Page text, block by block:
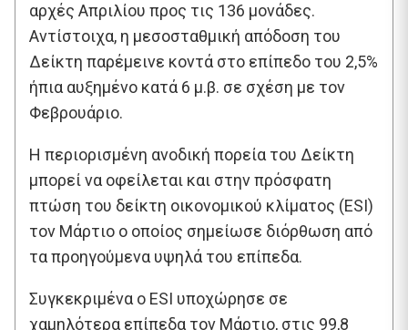
αρχές Απριλίου προς τις 136 μονάδες.
Αντίστοιχα, η μεσοσταθμική απόδοση του
Δείκτη παρέμεινε κοντά στο επίπεδο του 2,5%
ήπια αυξημένο κατά 6 μ.β. σε σχέση με τον
Φεβρουάριο.
Η περιορισμένη ανοδική πορεία του Δείκτη
μπορεί να οφείλεται και στην πρόσφατη
πτώση του δείκτη οικονομικού κλίματος (ESI)
τον Μάρτιο ο οποίος σημείωσε διόρθωση από
τα προηγούμενα υψηλά του επίπεδα.
Συγκεκριμένα ο ESI υποχώρησε σε
χαμηλότερα επίπεδα τον Μάρτιο, στις 99,8